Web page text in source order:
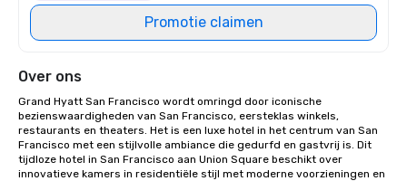
Promotie claimen
Over ons
Grand Hyatt San Francisco wordt omringd door iconische
bezienswaardigheden van San Francisco, eersteklas winkels,
restaurants en theaters. Het is een luxe hotel in het centrum van San
Francisco met een stijlvolle ambiance die gedurfd en gastvrij is. Dit
tijdloze hotel in San Francisco aan Union Square beschikt over
innovatieve kamers in residentiële stijl met moderne voorzieningen en